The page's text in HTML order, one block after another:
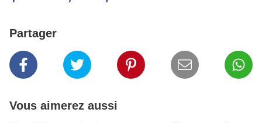
Partager
Vous aimerez aussi